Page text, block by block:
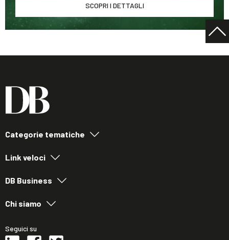
SCOPRI I DETTAGLI
Categorie tematiche
Link veloci
DB Business
Chi siamo
Seguici su